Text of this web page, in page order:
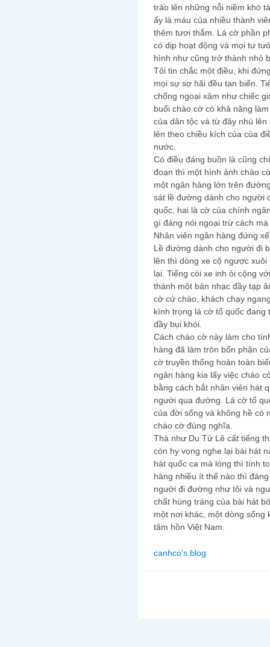
trào lên những nỗi niềm khó
ấy là máu của nhiều thành
thêm tươi thắm. Lá cờ phần
có dịp hoạt động và mọi tư
hình như cũng trở thành nhỏ
Tôi tin chắc một điều, khi
mọi sự sợ hãi đều tan biến.
chống ngoại xâm như chiếc
buổi chào cờ có khả năng
của dân tộc và từ đây nhú
lên theo chiều kích của của
nước.
Có điều đáng buồn là cũng
đoạn thì một hình ảnh chào
một ngân hàng lớn trên
sát lề đường dành cho người
quốc, hai là cờ của chính
gì đáng nói ngoại trừ cách
Nhân viên ngân hàng đứng
Lề đường dành cho người đi
lên thì dòng xe cộ ngược
lại. Tiếng còi xe inh ỏi cộng
thành một bản nhạc đầy tạp
cờ cứ chào, khách chạy
kình trọng lá cờ tổ quốc
đầy bụi khói.
Cách chào cờ này làm cho
hàng đã làm tròn bổn phận
cờ truyền thống hoàn toàn
ngân hàng kia lấy việc chào
bằng cách bắt nhân viên hát
người qua đường. Lá cờ tổ
của đời sống và không hề có
chào cờ đúng nghĩa.
Thà như Du Tử Lê cất tiếng
còn hy vọng nghe lại bài hát
hát quốc ca mà lòng thì tính
hàng nhiều ít thế nào thì
người đi đường như tôi và
chất hùng tráng của bài hát
một nơi khác, một dòng sống
tâm hồn Việt Nam.
canhco's blog